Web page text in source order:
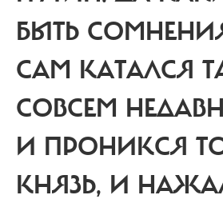
БЫТЬ
САМ КАТАЛСЯ
СОВСЕМ
И ПРОНИКСЯ
КНЯЗЬ, И